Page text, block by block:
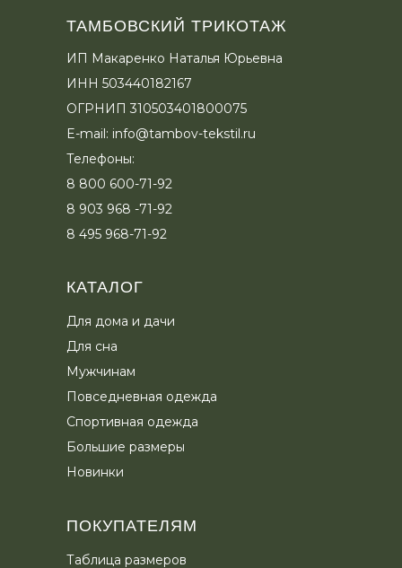
ПОКУПАТЕЛЯМ
Таблица размеров
КАТАЛОГ
ТАМБОВСКИЙ ТРИКОТАЖ
Для дома и дачи
Для сна
Мужчинам
Повседневная одежда
Спортивная одежда
Большие размеры
Новинки
ИП Макаренко Наталья Юрьевна
ИНН 503440182167
ОГРНИП 310503401800075
E-mail: info@tambov-tekstil.ru
Телефоны:
8 800 600-71-92
8 903 968 -71-92
8 495 968-71-92